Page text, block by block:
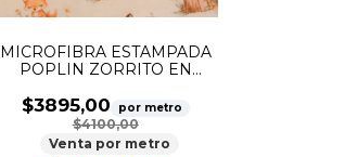
MICROFIBRA ESTAMPADA
POPLIN ZORRITO EN
$3895,00 por metro
$4100,00
Venta por metro